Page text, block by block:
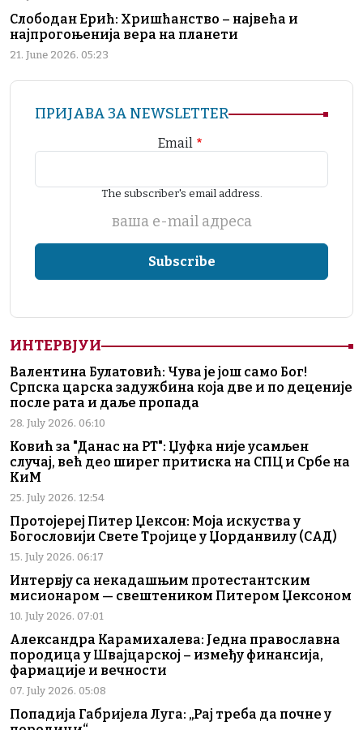
Слободан Ерић: Хришћанство – највећа и
најпрогоњенија вера на планети
21. June 2026. 05:23
ПРИЈАВА ЗА NEWSLETTER
Email
The subscriber's email address.
ваша е-mail адреса
ИНТЕРВЈУИ
Валентина Булатовић: Чува је још само Бог!
Српска царска задужбина која две и по деценије
после рата и даље пропада
28. July 2026. 06:10
Ковић за "Данас на РТ": Џуфка није усамљен
случај, већ део ширег притиска на СПЦ и Србе на
КиМ
25. July 2026. 12:54
Протојереј Питер Џексон: Моја искуства у
Богословији Свете Тројице у Џорданвилу (САД)
15. July 2026. 06:17
Интервју са некадашњим протестантским
мисионаром — свештеником Питером Џексоном
10. July 2026. 07:01
Александра Карамихалева: Једна православна
породица у Швајцарској – између финансија,
фармације и вечности
07. July 2026. 05:08
Попадија Габријела Луга: „Рај треба да почне у